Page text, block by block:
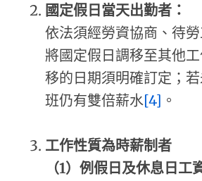
國定假日當天出勤者：
依法須經勞資協商、待
將國定假日調移至其他
移的日期須明確訂定；
班仍有雙倍薪水[4] 。
工作性質為時薪制者
（1） 例假日及休息日工